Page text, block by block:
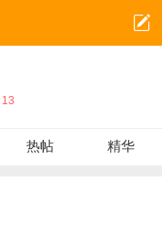
13
热帖 精华